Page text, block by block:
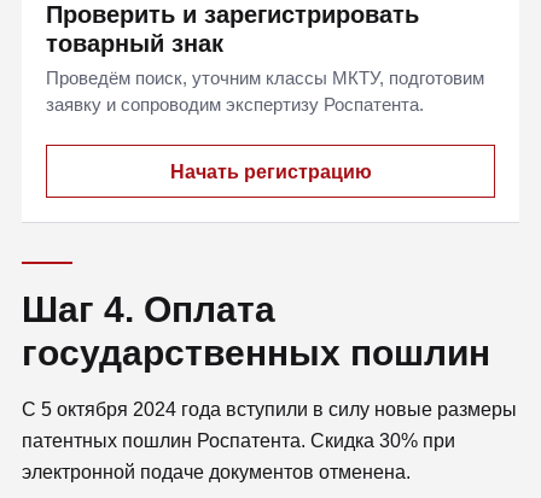
Проверить и зарегистрировать
товарный знак
Проведём поиск, уточним классы МКТУ, подготовим
заявку и сопроводим экспертизу Роспатента.
Начать регистрацию
Шаг 4. Оплата
государственных пошлин
С 5 октября 2024 года вступили в силу новые размеры
патентных пошлин Роспатента. Скидка 30% при
электронной подаче документов отменена.